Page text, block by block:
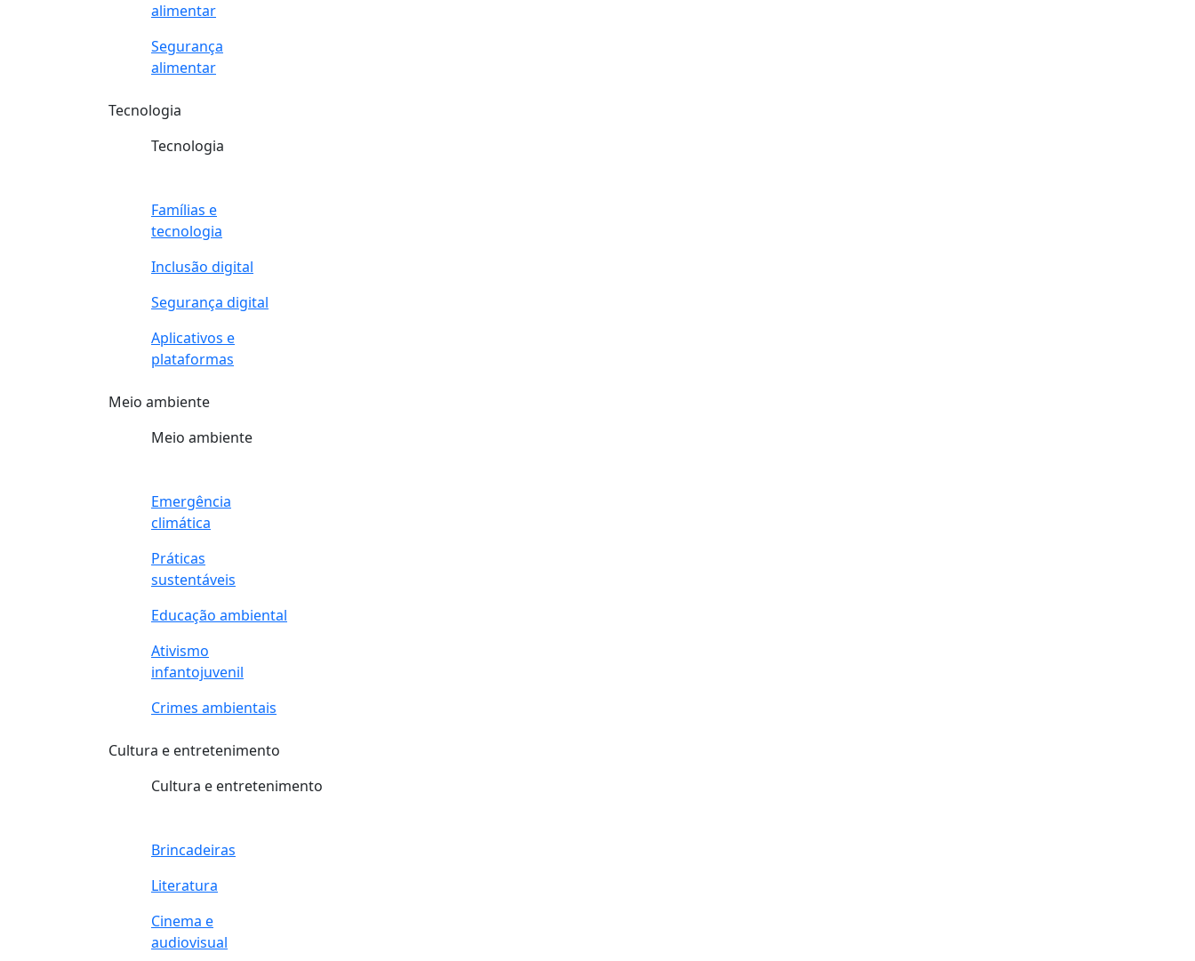
alimentar
Segurança
alimentar
Tecnologia
Tecnologia
Famílias e
tecnologia
Inclusão digital
Segurança digital
Aplicativos e
plataformas
Meio ambiente
Meio ambiente
Emergência
climática
Práticas
sustentáveis
Educação ambiental
Ativismo
infantojuvenil
Crimes ambientais
Cultura e entretenimento
Cultura e entretenimento
Brincadeiras
Literatura
Cinema e
audiovisual